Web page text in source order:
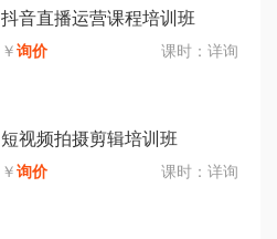
抖音直播运营课程培训班
￥询价 课时： 详询
短视频拍摄剪辑培训班
￥询价 课时： 详询